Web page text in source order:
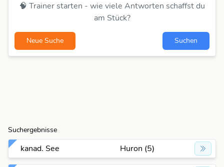
🧠 Trainer starten - wie viele Antworten schaffst du
am Stück?
Neue Suche Suchen
Suchergebnisse
kanad. See Huron (5)